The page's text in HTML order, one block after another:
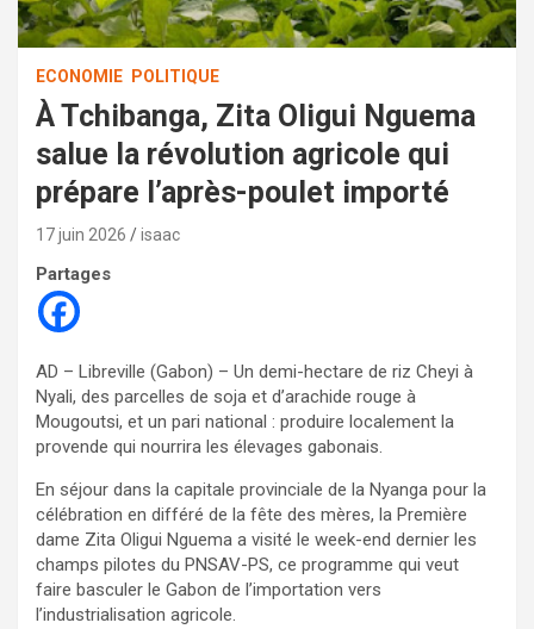
ECONOMIE POLITIQUE
À Tchibanga, Zita Oligui Nguema
salue la révolution agricole qui
prépare l’après-poulet importé
17 juin 2026 isaac
Partages
AD – Libreville (Gabon) – Un demi-hectare de riz Cheyi à
Nyali, des parcelles de soja et d’arachide rouge à
Mougoutsi, et un pari national : produire localement la
provende qui nourrira les élevages gabonais.
En séjour dans la capitale provinciale de la Nyanga pour la
célébration en différé de la fête des mères, la Première
dame Zita Oligui Nguema a visité le week-end dernier les
champs pilotes du PNSAV-PS, ce programme qui veut
faire basculer le Gabon de l’importation vers
l’industrialisation agricole.